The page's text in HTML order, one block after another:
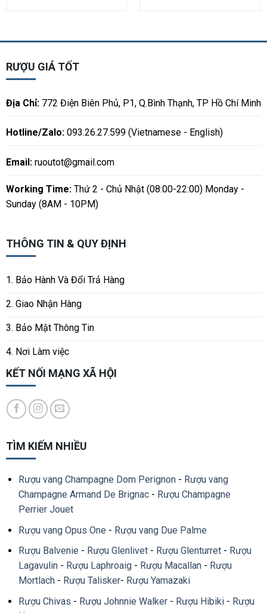
RƯỢU GIÁ TỐT
Địa Chỉ:772 Điện Biên Phủ, P1, Q.Bình Thạnh, TP Hồ Chí Minh
Hotline/Zalo:093.26.27.599 (Vietnamese - English)
Email: ruoutot@gmail.com
Working Time:Thứ 2 - Chủ Nhật (08:00-22:00) Monday -
Sunday (8AM - 10PM)
THÔNG TIN & QUY ĐỊNH
1. Bảo Hành Và Đổi Trả Hàng
2. Giao Nhận Hàng
3. Bảo Mật Thông Tin
4. Nơi Làm việc
KẾT NỐI MẠNG XÃ HỘI
TÌM KIẾM NHIỀU
Rượu vang Champagne Dom Perignon- Rượu vang
Champagne Armand De Brignac- Rượu Champagne
Perrier Jouet
Rượu vang Opus One - Rượu vang Due Palme
Rượu Balvenie - Rượu Glenlivet- Rượu Glenturret- Rượu
Lagavulin- Rượu Laphroaig- Rượu Macallan- Rượu
Mortlach- Rượu Talisker- Rượu Yamazaki
Rượu Chivas - Rượu Johnnie Walker- Rượu Hibiki- Rượu